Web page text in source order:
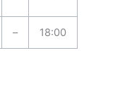
– 18:00